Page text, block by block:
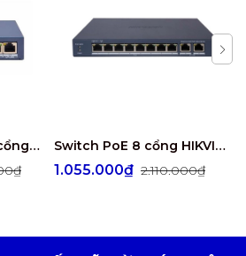
Smart Switch PoE 8 cổng HIKVISION DS-3E1309P-EI Switch PoE 8 cổng HIKVISION DS-3E1310P-EI/M
1.055.000₫ 2.110.000₫